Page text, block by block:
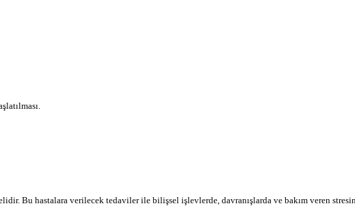
Bu hastalara verilecek tedaviler ile bilişsel işlevlerde, davranışlar­da ve bakım veren